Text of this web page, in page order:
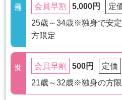
会員早割 5,000円 定
25歳～34歳※独身で安
方限定
会員早割 500円 定価
21歳～32歳※独身の方